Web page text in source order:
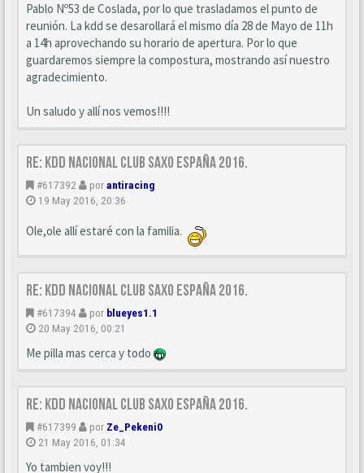
Pablo Nº53 de Coslada, por lo que trasladamos el punto de
reunión. La kdd se desarollará el mismo día 28 de Mayo de 11h
a 14h aprovechando su horario de apertura. Por lo que
guardaremos siempre la compostura, mostrando así nuestro
agradecimiento.
Un saludo y allí nos vemos!!!!
Re: KDD Nacional Club Saxo España 2016.
#617392 porantiracing
19 May 2016, 20:36
Ole,ole allí estaré con la familia.
Re: KDD Nacional Club Saxo España 2016.
#617394 por blueyes1.1
20 May 2016, 00:21
Me pilla mas cerca y todo
Re: KDD Nacional Club Saxo España 2016.
#617399 por Ze_Pekeni0
21 May 2016, 01:34
Yo tambien voy!!!